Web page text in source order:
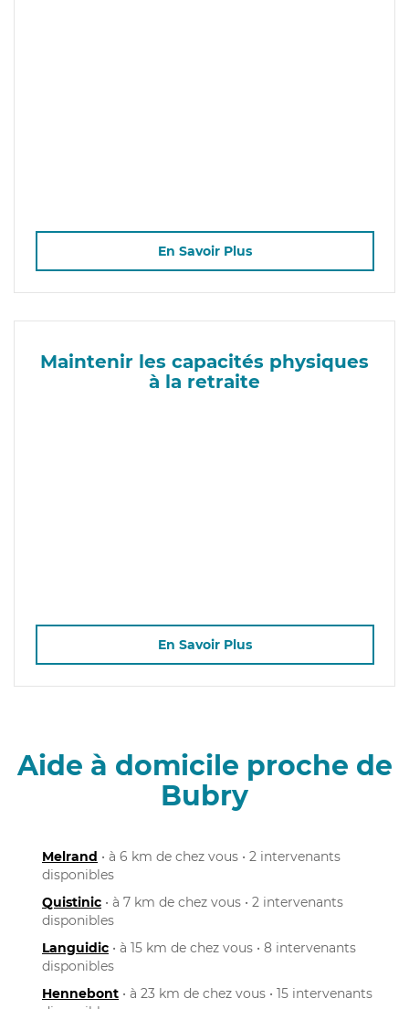
En Savoir Plus
Maintenir les capacités physiques
à la retraite
En Savoir Plus
Aide à domicile proche de
Bubry
Melrand • à 6 km de chez vous • 2 intervenants
disponibles
Quistinic • à 7 km de chez vous • 2 intervenants
disponibles
Languidic • à 15 km de chez vous • 8 intervenants
disponibles
Hennebont • à 23 km de chez vous • 15 intervenants